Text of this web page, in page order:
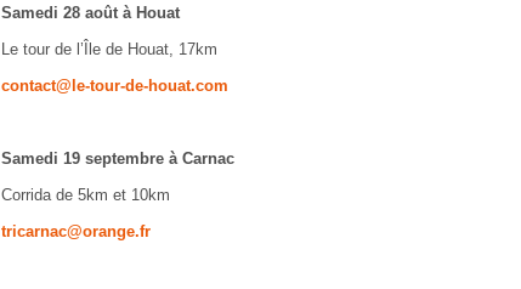
Samedi 28 août à Houat
Le tour de l’Île de Houat, 17km
contact@le-tour-de-houat.com
Samedi 19 septembre à Carnac
Corrida de 5km et 10km
tricarnac@orange.fr